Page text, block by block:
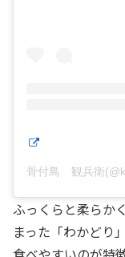
ふっくらと柔らか
まった「わかどり